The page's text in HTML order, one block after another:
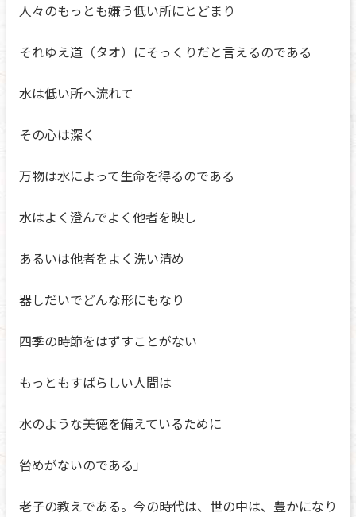
人々のもっとも嫌う低い所にとどまり
それゆえ道（タオ）にそっくりだと言えるのである
水は低い所へ流れて
その心は深く
万物は水によって生命を得るのである
水はよく澄んでよく他者を映し
あるいは他者をよく洗い清め
器しだいでどんな形にもなり
四季の時節をはずすことがない
もっともすばらしい人間は
水のような美徳を備えているために
咎めがないのである」
老子の教えである。今の時代は、世の中は、豊かになり